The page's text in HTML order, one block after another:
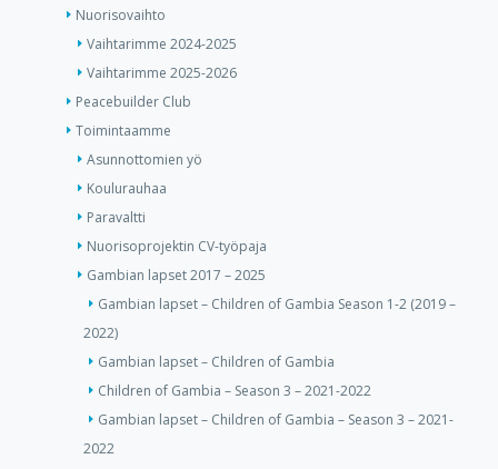
Nuorisovaihto
Vaihtarimme 2024-2025
Vaihtarimme 2025-2026
Peacebuilder Club
Toimintaamme
Asunnottomien yö
Koulurauhaa
Paravaltti
Nuorisoprojektin CV-työpaja
Gambian lapset 2017 – 2025
Gambian lapset – Children of Gambia Season 1-2 (2019 –
2022)
Gambian lapset – Children of Gambia
Children of Gambia – Season 3 – 2021-2022
Gambian lapset – Children of Gambia – Season 3 – 2021-
2022